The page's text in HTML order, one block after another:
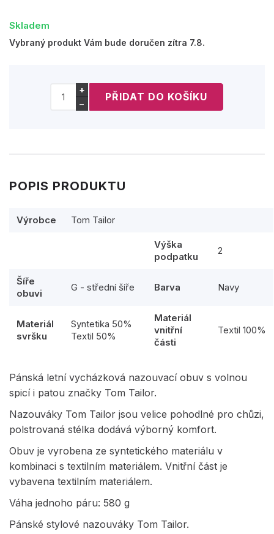
Skladem
Vybraný produkt Vám bude doručen zítra 7.8.
+
−
POPIS PRODUKTU
Výrobce Tom Tailor
Výška
podpatku
2
Šíře
obuvi
G - střední šíře Barva Navy
Materiál
svršku
Syntetika 50%
Textil 50%
Materiál
vnitřní
části
Textil 100%
Pánská letní vycházková nazouvací obuv s volnou
spicí i patou značky Tom Tailor.
Nazouváky Tom Tailor jsou velice pohodlné pro chůzi,
polstrovaná stélka dodává výborný komfort.
Obuv je vyrobena ze syntetického materiálu v
kombinaci s textilním materiálem. Vnitřní část je
vybavena textilním materiálem.
Váha jednoho páru: 580 g
Pánské stylové nazouváky Tom Tailor.